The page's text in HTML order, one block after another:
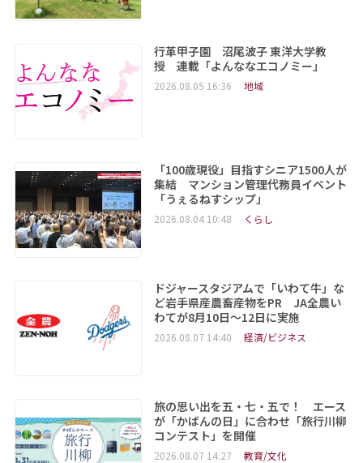
行革甲子園 沼尾波子 東洋大学教
授 連載「よんななエコノミー」
2026.08.05 16:36 地域
「100歳現役」目指すシニア1500人が
集結 マンション管理代務員イベント
「うぇるねすシップ」
2026.08.04 10:48 くらし
ドジャースタジアムで「いわて牛」な
ど岩手県産農畜産物をPR JA全農い
わてが8月10日～12日に実施
2026.08.07 14:40 経済/ビジネス
旅の思い出を五・七・五で！ エース
が「かばんの日」に合わせ「旅行川柳
コンテスト」を開催
2026.08.07 14:27 教育/文化